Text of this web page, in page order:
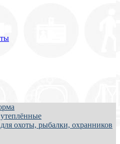
охоты, рыбалки, охранников